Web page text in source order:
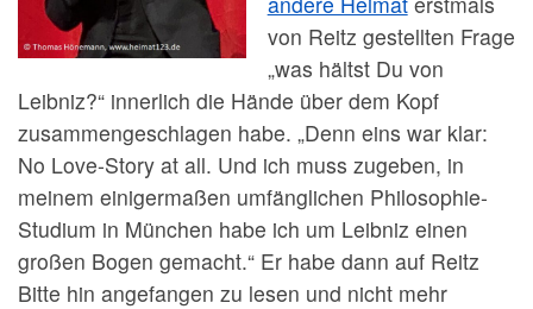
von Reitz gestellten Frage
„was hältst Du von
Leibniz?“ innerlich die Hände über dem Kopf
zusammengeschlagen habe. „Denn eins war klar:
No Love-Story at all. Und ich muss zugeben, in
meinem einigermaßen umfänglichen Philosophie-
Studium in München habe ich um Leibniz einen
großen Bogen gemacht.“ Er habe dann auf Reitz
Bitte hin angefangen zu lesen und nicht mehr